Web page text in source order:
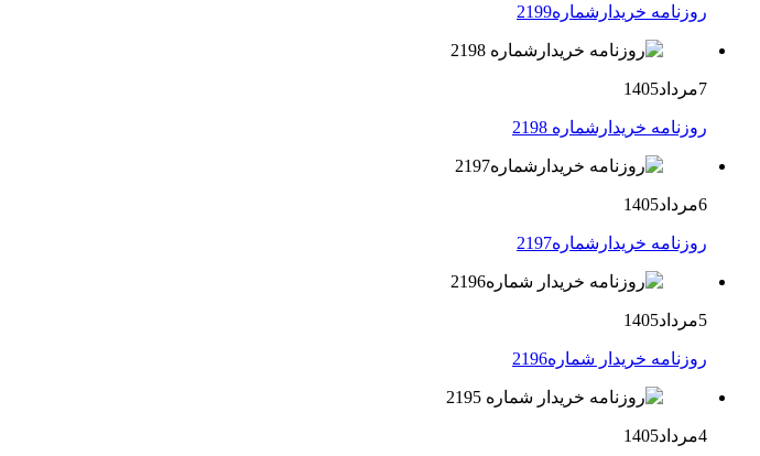
روزنامه خریدارشماره2199
7مرداد1405
روزنامه خریدارشماره 2198
6مرداد1405
روزنامه خریدارشماره2197
5مرداد1405
روزنامه خریدار شماره2196
4مرداد1405